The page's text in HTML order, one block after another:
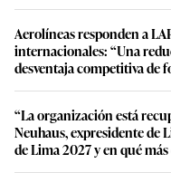
Aerolíneas responden a
internacionales: “Una
desventaja competitiva de
“La organización está
Neuhaus, expresidente de
de Lima 2027 y en qué